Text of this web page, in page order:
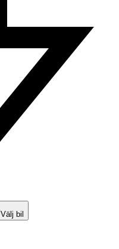
Välj bil